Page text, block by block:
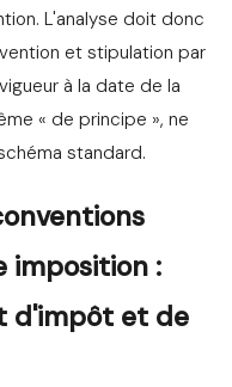
L'analyse doit donc
et stipulation par
à la date de la
« de principe », ne
standard.
imposition :
d'impôt et de